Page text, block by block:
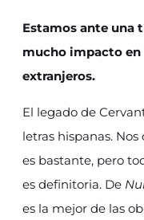
Estamos ante una
mucho impacto
extranjeros.
El legado de
letras hispanas.
es bastante, pero
es definitoria. De
es la mejor de las